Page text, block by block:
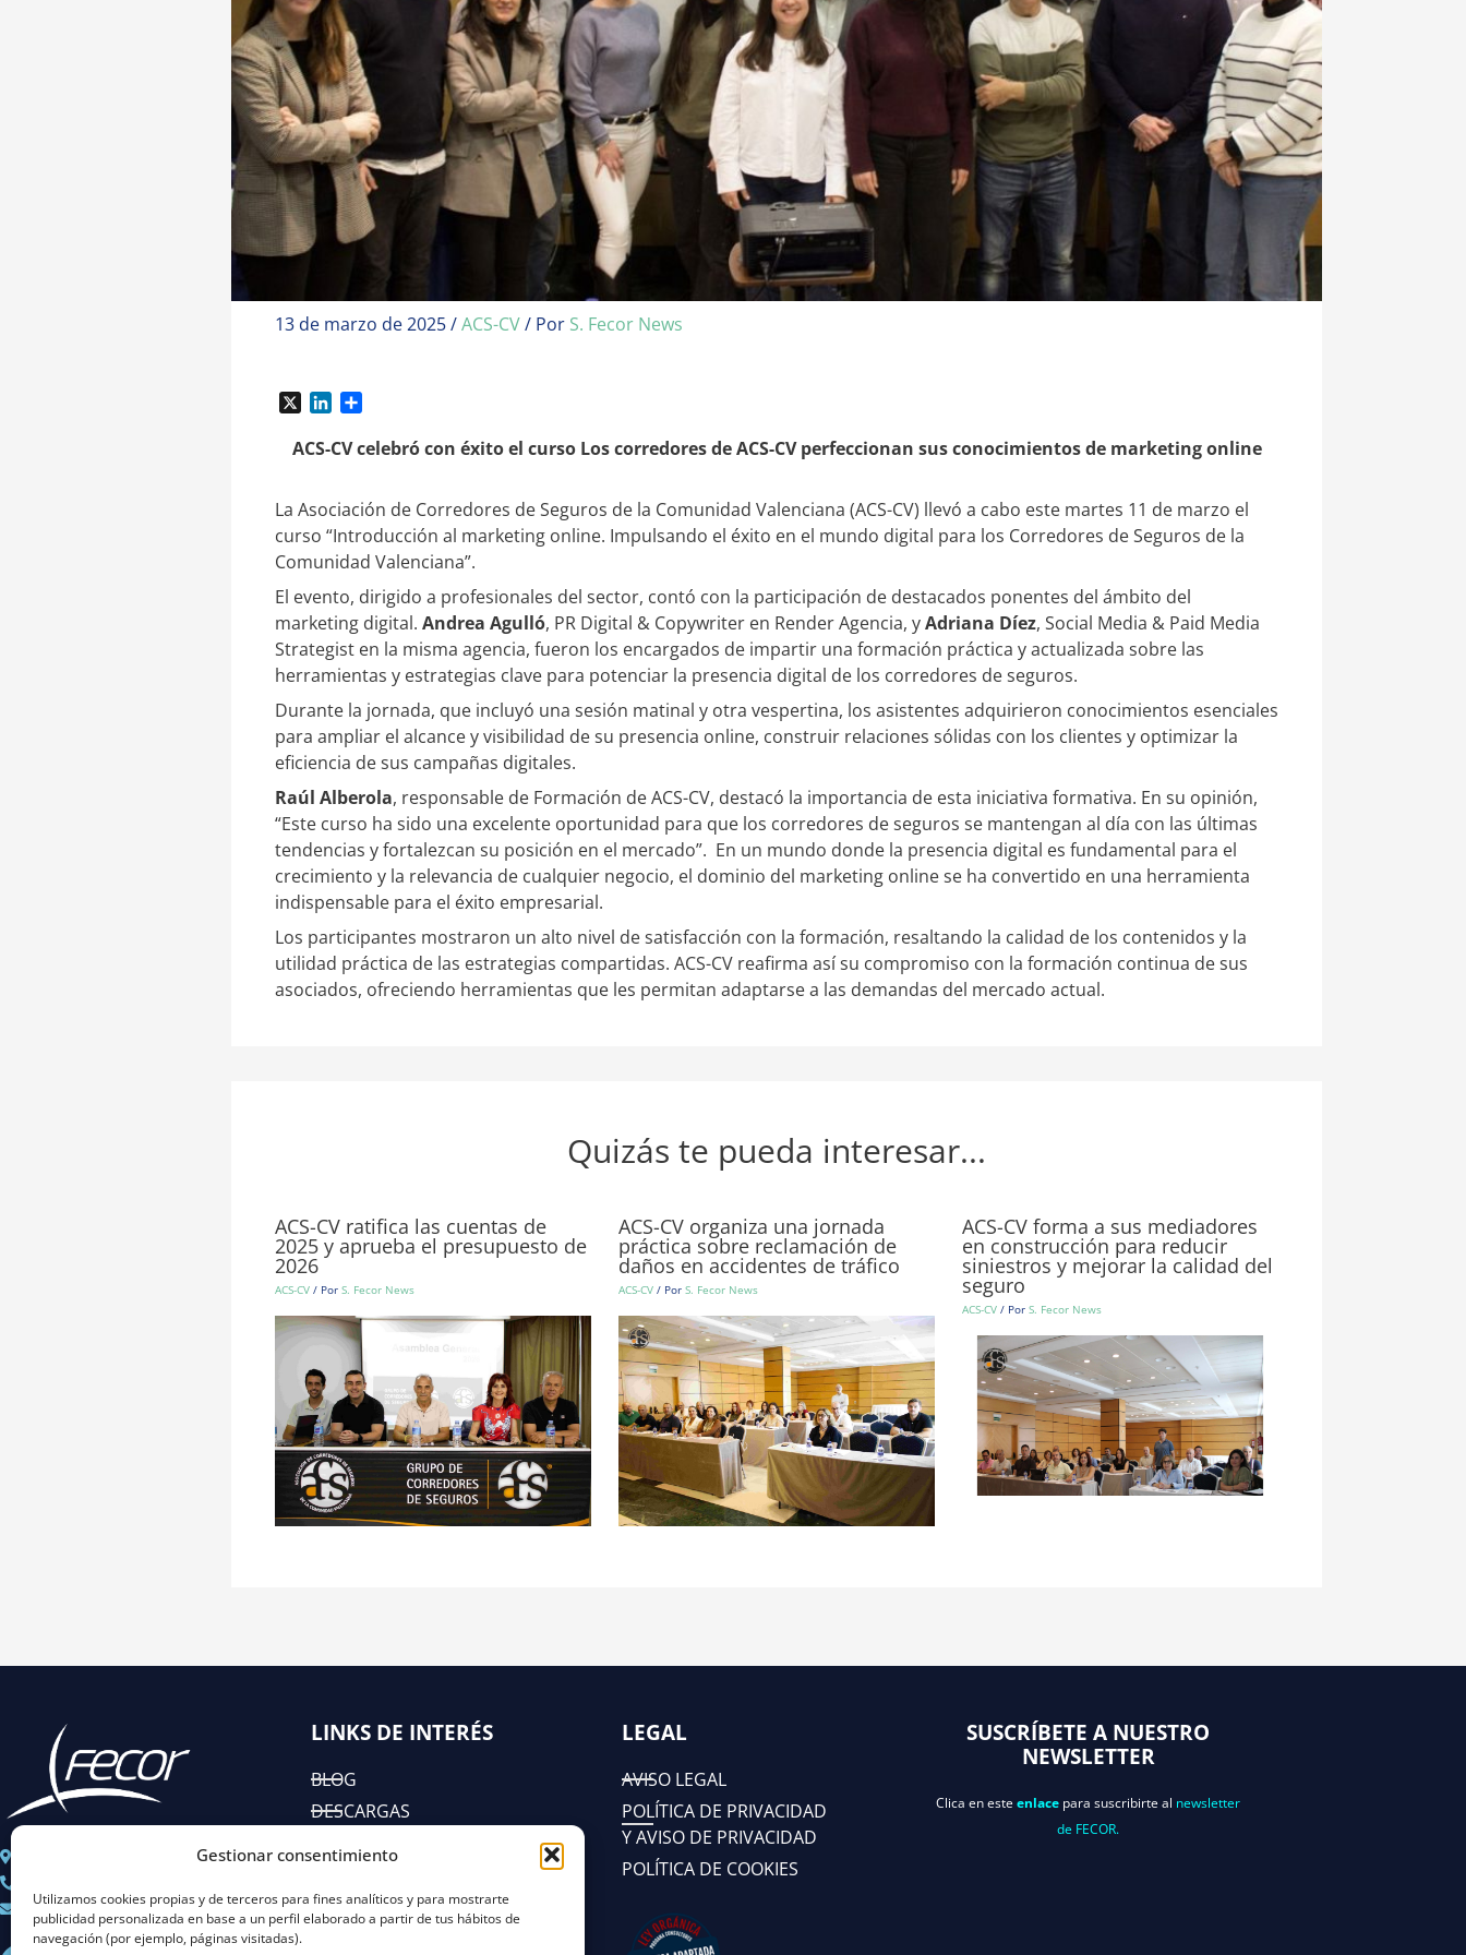
Gestionar consentimiento
Utilizamos cookies propias y de terceros para fines analíticos y para mostrarte
publicidad personalizada en base a un perfil elaborado a partir de tus hábitos de
navegación (por ejemplo, páginas visitadas).
13 de marzo de 2025/ACS-CV/ Por S. Fecor News
X
n
d
I
n
m
r
t
i
r
ACS-CV celebró con éxito el curso Los corredores de ACS-CV perfeccionan sus conocimientos de marketing online
La Asociación de Corredores de Seguros de la Comunidad Valenciana (ACS-CV) llevó a cabo este martes 11 de marzo el
curso “Introducción al marketing online. Impulsando el éxito en el mundo digital para los Corredores de Seguros de la
Comunidad Valenciana”.
El evento, dirigido a profesionales del sector, contó con la participación de destacados ponentes del ámbito del
marketing digital. Andrea Agulló, PR Digital & Copywriter en Render Agencia, yAdriana Díez, Social Media & Paid Media
Strategist en la misma agencia, fueron los encargados de impartir una formación práctica y actualizada sobre las
herramientas y estrategias clave para potenciar la presencia digital de los corredores de seguros.
Durante la jornada, que incluyó una sesión matinal y otra vespertina, los asistentes adquirieron conocimientos esenciales
para ampliar el alcance y visibilidad de su presencia online, construir relaciones sólidas con los clientes y optimizar la
eficiencia de sus campañas digitales.
Raúl Alberola, responsable de Formación de ACS-CV, destacó la importancia de esta iniciativa formativa. En su opinión,
“Este curso ha sido una excelente oportunidad para que los corredores de seguros se mantengan al día con las últimas
tendencias y fortalezcan su posición en el mercado”. En un mundo donde la presencia digital es fundamental para el
crecimiento y la relevancia de cualquier negocio, el dominio del marketing online se ha convertido en una herramienta
indispensable para el éxito empresarial.
Los participantes mostraron un alto nivel de satisfacción con la formación, resaltando la calidad de los contenidos y la
utilidad práctica de las estrategias compartidas. ACS-CV reafirma así su compromiso con la formación continua de sus
asociados, ofreciendo herramientas que les permitan adaptarse a las demandas del mercado actual.
Quizás te pueda interesar...
ACS-CV ratifica las cuentas de
2025 y aprueba el presupuesto de
2026
ACS-CV / Por S. Fecor News
ACS-CV organiza una jornada
práctica sobre reclamación de
daños en accidentes de tráfico
ACS-CV / Por S. Fecor News
ACS-CV forma a sus mediadores
en construcción para reducir
siniestros y mejorar la calidad del
seguro
ACS-CV / Por S. Fecor News
C/ José Abascal n° 44, 1°
Coordinacion@fecor.es
LINKS DE INTERÉS
BLOG
DESCARGAS
LEGAL
AVISO LEGAL
POLÍTICA DE PRIVACIDAD
Y AVISO DE PRIVACIDAD
POLÍTICA DE COOKIES
SUSCRÍBETE A NUESTRO
NEWSLETTER
Clica en este enlace para suscribirte al newsletter
de FECOR.